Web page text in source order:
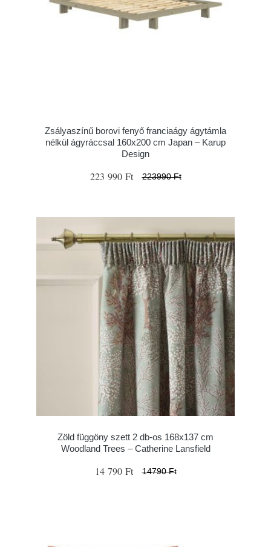
Zsályaszínű borovi fenyő franciaágy ágytámla
nélkül ágyráccsal 160x200 cm Japan – Karup
Design
223 990 Ft 223990 Ft
Zöld függöny szett 2 db-os 168x137 cm
Woodland Trees – Catherine Lansfield
14 790 Ft 14790 Ft